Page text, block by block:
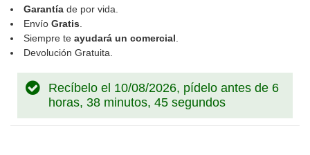
Garantía de por vida.
Envío Gratis
Siempre te ayudará un comercial
Devolución Gratuita.
Recíbelo el 10/08/2026, pídelo antes de 6
horas, 38 minutos, 44 segundos